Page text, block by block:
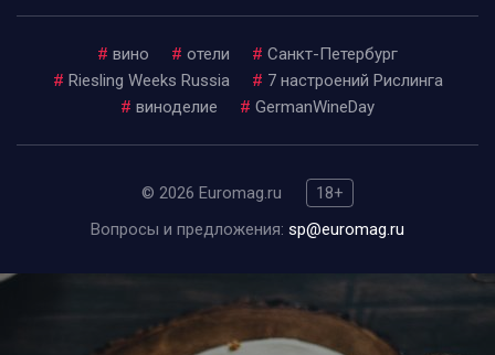
# вино # отели # Санкт-Петербург
# Riesling Weeks Russia # 7 настроений Рислинга
# виноделие # GermanWineDay
© 2026 Euromag.ru
18+
Вопросы и предложения: sp@euromag.ru